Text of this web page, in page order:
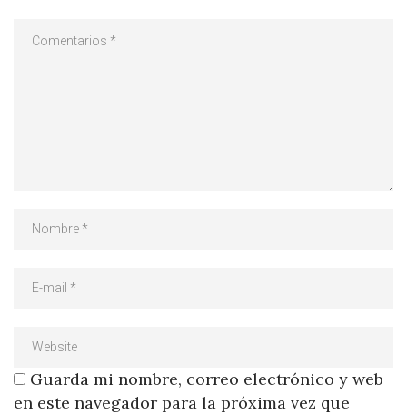
Guarda mi nombre, correo electrónico y web
en este navegador para la próxima vez que